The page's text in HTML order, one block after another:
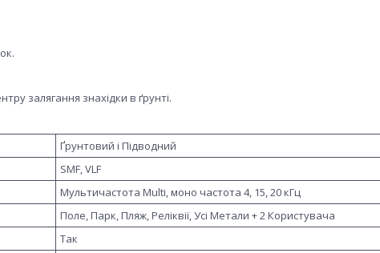
залягання знахідки в ґрунті.
Ґрунтовий і Підводний
SMF, VLF
Мультичастота Multi, моно частота 4, 15, 20 кГц
Поле, Парк, Пляж, Реліквії, Усі Метали + 2 Користувача
Так